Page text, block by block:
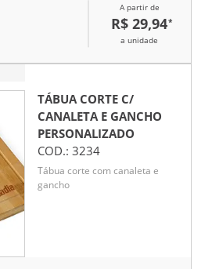
A partir de
R$ 29,94*
a unidade
TÁBUA CORTE C/
CANALETA E GANCHO
PERSONALIZADO
COD.: 3234
Tábua corte com canaleta e
gancho